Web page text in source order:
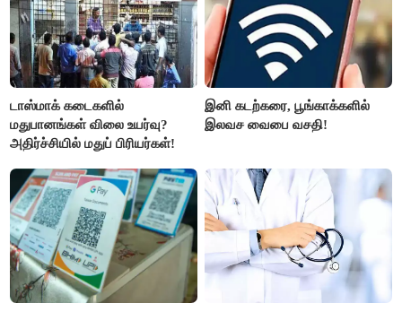
டாஸ்மாக் கடைகளில்
மதுபானங்கள் விலை உயர்வு?
அதிர்ச்சியில் மதுப் பிரியர்கள்!
இனி கடற்கரை, பூங்காக்களில்
இலவச வைபை வசதி!